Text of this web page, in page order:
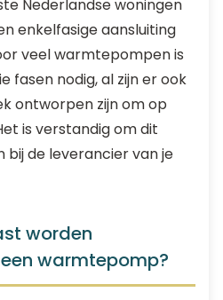
Nederlandse woningen
enkelfasige aansluiting
veel warmtepompen is
fasen nodig, al zijn er ook
ontworpen zijn om op
is verstandig om dit
de leverancier van je
worden
warmtepomp?